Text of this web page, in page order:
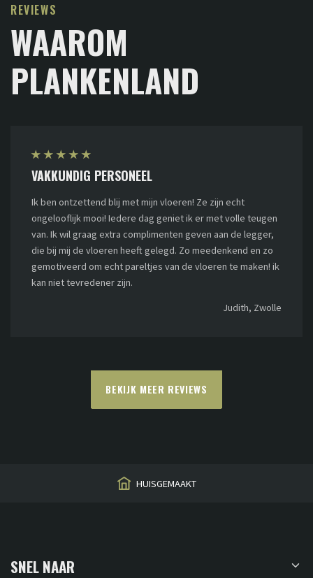
REVIEWS
WAAROM
PLANKENLAND
★ ★ ★ ★ ★
VAKKUNDIG PERSONEEL
Ik ben ontzettend blij met mijn vloeren! Ze zijn echt
ongelooflijk mooi! Iedere dag geniet ik er met volle teugen
van. Ik wil graag extra complimenten geven aan de legger,
die bij mij de vloeren heeft gelegd. Zo meedenkend en zo
gemotiveerd om echt pareltjes van de vloeren te maken! ik
kan niet tevredener zijn.
Judith, Zwolle
BEKIJK MEER REVIEWS
HUISGEMAAKT
SNEL NAAR